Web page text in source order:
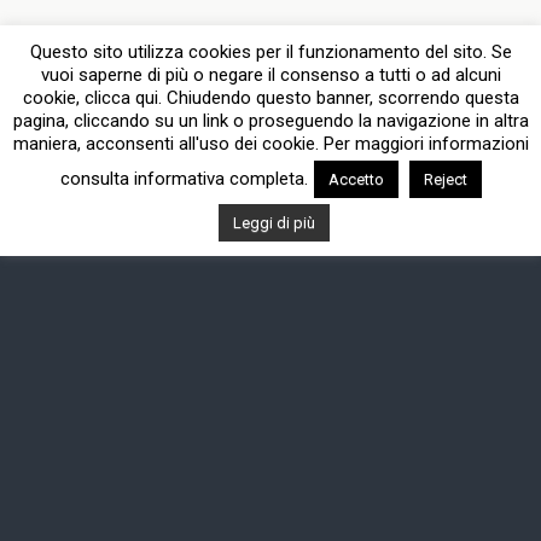
Dispositivo Portatile Pc Desktop
Questo sito utilizza cookies per il funzionamento del sito. Se
vuoi saperne di più o negare il consenso a tutti o ad alcuni
cookie, clicca qui. Chiudendo questo banner, scorrendo questa
pagina, cliccando su un link o proseguendo la navigazione in altra
maniera, acconsenti all'uso dei cookie. Per maggiori informazioni
consulta informativa completa.
Accetto Reject
Leggi di più